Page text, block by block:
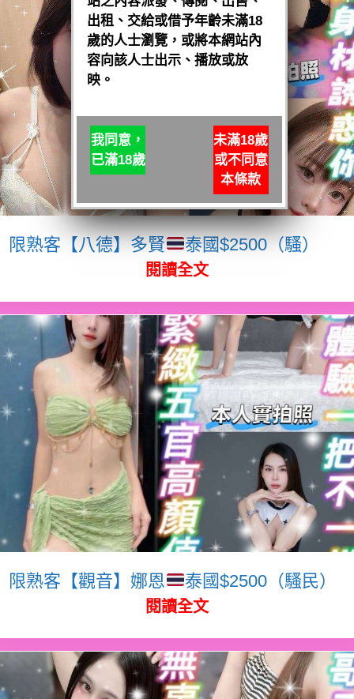
限熟客【八德】多賢 泰國$2500（騷）
閱讀全文
限熟客【觀音】娜恩 泰國$2500（騷民）
閱讀全文
出租、交給或借予年齡未滿18
歲的人士瀏覽，或將本網站內
容向該人士出示、播放或放
映。
我同意，
已滿18歲
未滿18歲
或不同意
本條款